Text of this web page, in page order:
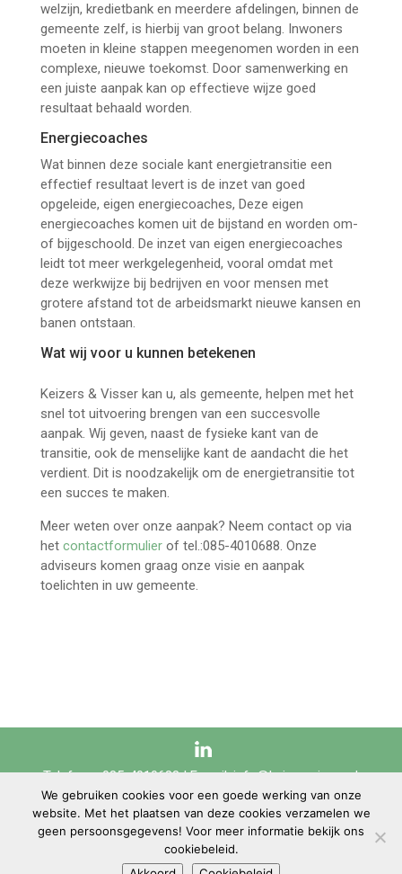
welzijn, kredietbank en meerdere afdelingen, binnen de
gemeente zelf, is hierbij van groot belang. Inwoners
moeten in kleine stappen meegenomen worden in een
complexe, nieuwe toekomst. Door samenwerking en
een juiste aanpak kan op effectieve wijze goed
resultaat behaald worden.
Energiecoaches
Wat binnen deze sociale kant energietransitie een
effectief resultaat levert is de inzet van goed
opgeleide, eigen energiecoaches, Deze eigen
energiecoaches komen uit de bijstand en worden om-
of bijgeschoold. De inzet van eigen energiecoaches
leidt tot meer werkgelegenheid, vooral omdat met
deze werkwijze bij bedrijven en voor mensen met
grotere afstand tot de arbeidsmarkt nieuwe kansen en
banen ontstaan.
Wat wij voor u kunnen betekenen
Keizers & Visser kan u, als gemeente, helpen met het
snel tot uitvoering brengen van een succesvolle
aanpak. Wij geven, naast de fysieke kant van de
transitie, ook de menselijke kant de aandacht die het
verdient. Dit is noodzakelijk om de energietransitie tot
een succes te maken.
Meer weten over onze aanpak? Neem contact op via
het contactformulierof tel.:085-4010688. Onze
adviseurs komen graag onze visie en aanpak
toelichten in uw gemeente.
Telefoon: 085-4010688 | E-mail:info@keizersvisser.nl
Keizers & Visser | Copyright © 2020 |Sitemap| Privacyverklaring
Cookiebeleid
We gebruiken cookies voor een goede werking van onze
website. Met het plaatsen van deze cookies verzamelen we
geen persoonsgegevens! Voor meer informatie bekijk ons
cookiebeleid.